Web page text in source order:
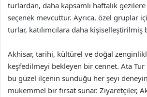
turlardan, daha kapsamlı haftalık
seçenek mevcuttur. Ayrıca, özel gruplar
turlar, katılımcılara daha kişiselleştirilmiş
Akhisar, tarihi, kültürel ve doğal
keşfedilmeyi bekleyen bir cennet. Ata Tur
bu güzel ilçenin sunduğu her şeyi
mükemmel bir fırsat sunar. Ziyaretçiler,